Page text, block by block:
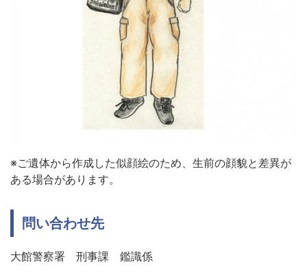
※ご遺体から作成した似顔絵のため、生前の顔貌と差異が
ある場合があります。
問い合わせ先
大館警察署 刑事課 鑑識係